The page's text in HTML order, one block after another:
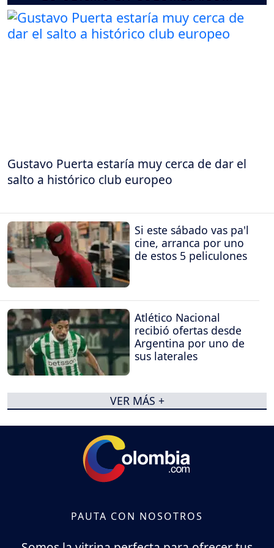
Gustavo Puerta estaría muy cerca de dar el
salto a histórico club europeo
Si este sábado vas pa'l
cine, arranca por uno
de estos 5 peliculones
Atlético Nacional
recibió ofertas desde
Argentina por uno de
sus laterales
VER MÁS +
PAUTA CON NOSOTROS